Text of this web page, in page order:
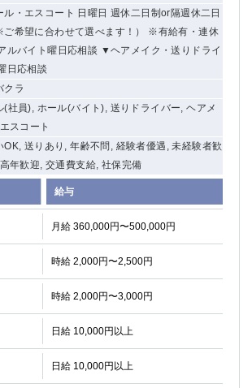
・エスコート 日曜日 週休二日制or隔週休二日
希望に合わせて選べます！） ※有給有・連休
ルバイト曜日応相談 ▼ヘアメイク・送りドライ
日応相談
クラ
(社員), ホール(バイト), 送りドライバー, ヘアメ
スコート
OK, 送りあり, 年齢不問, 経験者優遇, 未経験者歓
年歓迎, 交通費支給, 社保完備
給与
月給 360,000円〜500,000円
時給 2,000円〜2,500円
時給 2,000円〜3,000円
日給 10,000円以上
日給 10,000円以上